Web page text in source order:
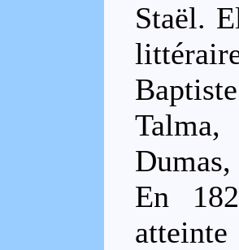
Staël.
En